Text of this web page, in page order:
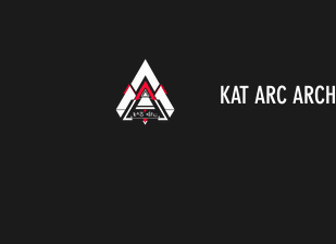
KAT ARC